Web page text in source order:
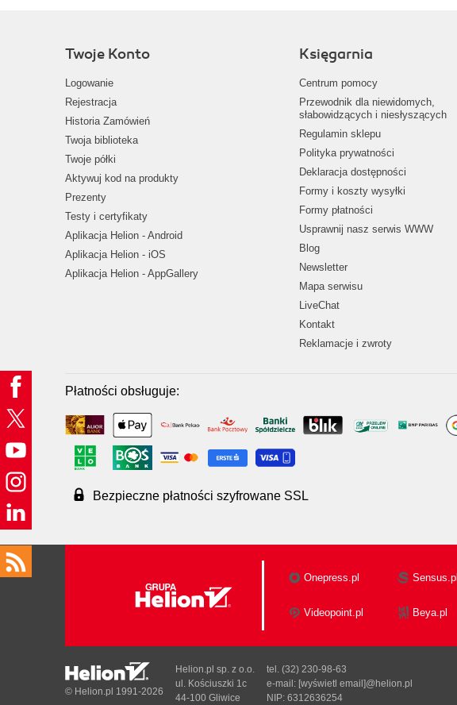
Twoje Konto
Logowanie
Rejestracja
Historia Zamówień
Twoja biblioteka
Twoje półki
Aktywuj kod na produkty
Prezenty
Testy i certyfikaty
Aplikacja Helion - Android
Aplikacja Helion - iOS
Aplikacja Helion - AppGallery
Księgarnia
Centrum pomocy
Przewodnik dla niewidomych,
słabowidzących i niesłyszących
Regulamin sklepu
Polityka prywatności
Deklaracja dostępności
Formy i koszty wysyłki
Formy płatności
Usprawnij nasz serwis WWW
Blog
Newsletter
Mapa serwisu
LiveChat
Kontakt
Reklamacje i zwroty
Płatności obsługuje:
Bezpieczne płatności szyfrowane SSL
Onepress.pl Sensus.pl
Videopoint.pl Beya.pl
© Helion.pl 1991-2026
Helion.pl sp. z o.o.
ul. Kościuszki 1c
44-100 Gliwice
tel. (32) 230-98-63
e-mail: [wyświetl email]@helion.pl
NIP: 6312636254